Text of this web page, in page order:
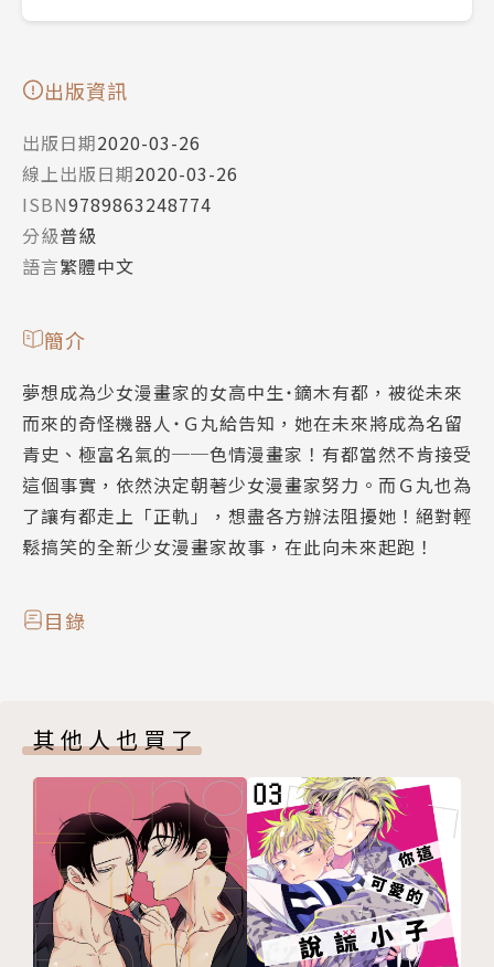
出版資訊
出版日期2020-03-26
線上出版日期2020-03-26
ISBN9789863248774
分級普級
語言繁體中文
簡介
夢想成為少女漫畫家的女高中生˙鏑木有都，被從未來
而來的奇怪機器人˙Ｇ丸給告知，她在未來將成為名留
青史、極富名氣的──色情漫畫家！有都當然不肯接受
這個事實，依然決定朝著少女漫畫家努力。而Ｇ丸也為
了讓有都走上「正軌」，想盡各方辦法阻擾她！絕對輕
鬆搞笑的全新少女漫畫家故事，在此向未來起跑！
目錄
其他人也買了